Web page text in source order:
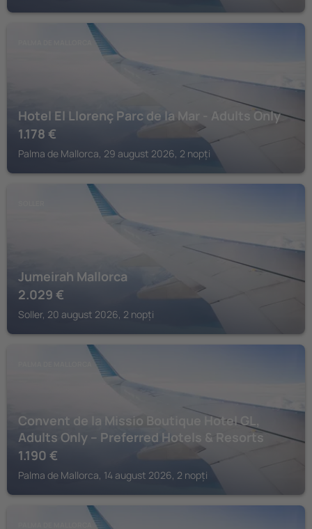
Hotel El Llorenç Parc de la Mar - Adults Only
1.178 €
Palma de Mallorca, 29 august 2026, 2 nopți
Jumeirah Mallorca
2.029 €
Soller, 20 august 2026, 2 nopți
Convent de la Missio Boutique Hotel GL,
Adults Only – Preferred Hotels & Resorts
1.190 €
Palma de Mallorca, 14 august 2026, 2 nopți